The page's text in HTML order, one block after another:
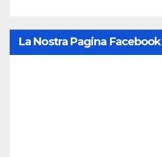
La Nostra Pagina Facebook